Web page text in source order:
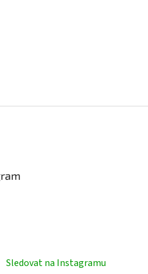
Sledovat na Instagramu